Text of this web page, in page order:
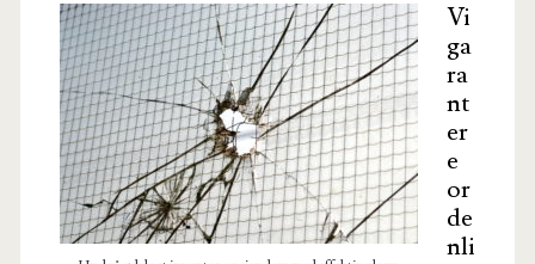
Vi
ga
ra
nt
er
e
or
de
nli